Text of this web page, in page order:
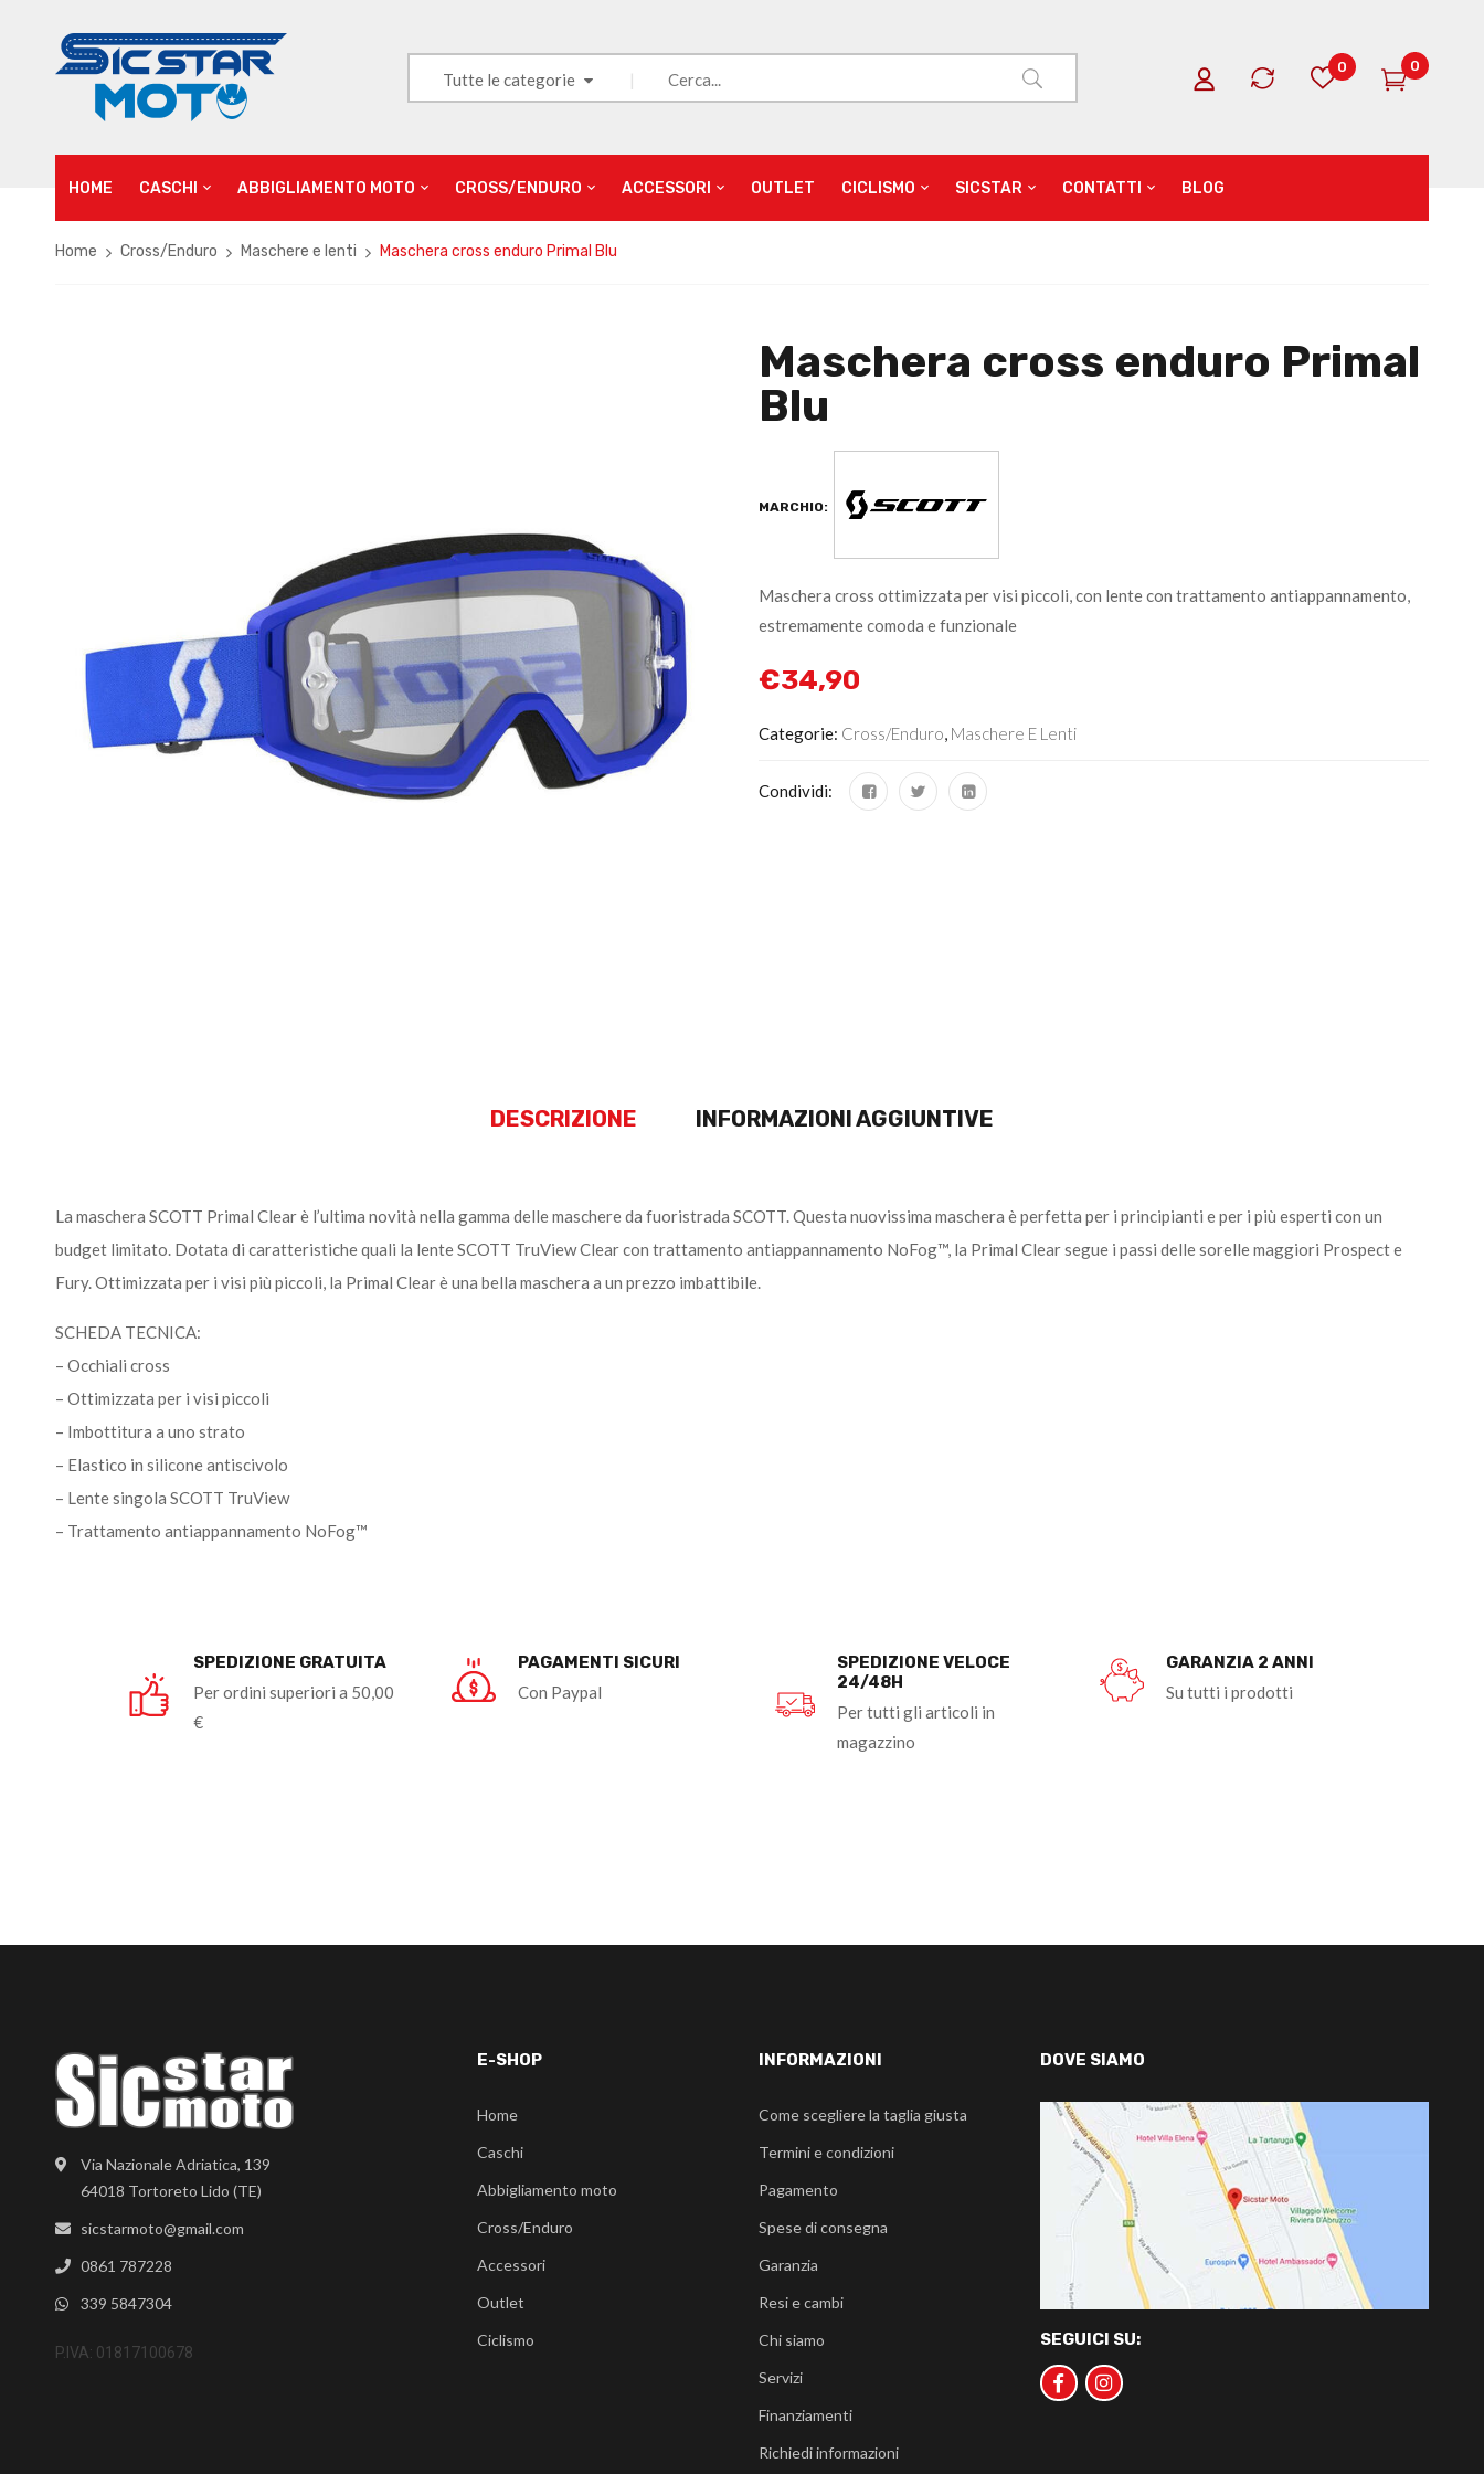
Tutte le categorie
0 0
HOME CASCHI ABBIGLIAMENTO MOTO CROSS/ENDURO ACCESSORI OUTLET CICLISMO SICSTAR CONTATTI BLOG
Home Cross/Enduro Maschere e lenti Maschera cross enduro Primal Blu
Maschera cross enduro Primal
Blu
MARCHIO:
Maschera cross ottimizzata per visi piccoli, con lente con trattamento antiappannamento,
estremamente comoda e funzionale
€34,90
Categorie: Cross/Enduro Maschere E Lenti
Condividi:
DESCRIZIONE INFORMAZIONI AGGIUNTIVE
La maschera SCOTT Primal Clear è l’ultima novità nella gamma delle maschere da fuoristrada SCOTT. Questa nuovissima maschera è perfetta per i principianti e per i più esperti con un
budget limitato. Dotata di caratteristiche quali la lente SCOTT TruView Clear con trattamento antiappannamento NoFog™, la Primal Clear segue i passi delle sorelle maggiori Prospect e
Fury. Ottimizzata per i visi più piccoli, la Primal Clear è una bella maschera a un prezzo imbattibile.
SCHEDA TECNICA:
– Occhiali cross
– Ottimizzata per i visi piccoli
– Imbottitura a uno strato
– Elastico in silicone antiscivolo
– Lente singola SCOTT TruView
– Trattamento antiappannamento NoFog™
SPEDIZIONE GRATUITA
Per ordini superiori a 50,00
€
PAGAMENTI SICURI
Con Paypal
SPEDIZIONE VELOCE
24/48H
Per tutti gli articoli in
magazzino
GARANZIA 2 ANNI
Su tutti i prodotti
Via Nazionale Adriatica, 139
64018 Tortoreto Lido (TE)
sicstarmoto@gmail.com
0861 787228
339 5847304
P.IVA: 01817100678
E-SHOP
Home
Caschi
Abbigliamento moto
Cross/Enduro
Accessori
Outlet
Ciclismo
INFORMAZIONI
Come scegliere la taglia giusta
Termini e condizioni
Pagamento
Spese di consegna
Garanzia
Resi e cambi
Chi siamo
Servizi
Finanziamenti
Richiedi informazioni
DOVE SIAMO
SEGUICI SU: